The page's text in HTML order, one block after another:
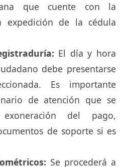
que cuente con la
expedición de la cédula
El día y hora
debe presentarse
Es importante
de atención que se
del pago,
de soporte si es
Se procederá a